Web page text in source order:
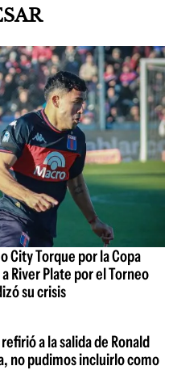
City Torque por la Copa
River Plate por el Torneo
su crisis
a la salida de Ronald
no pudimos incluirlo como